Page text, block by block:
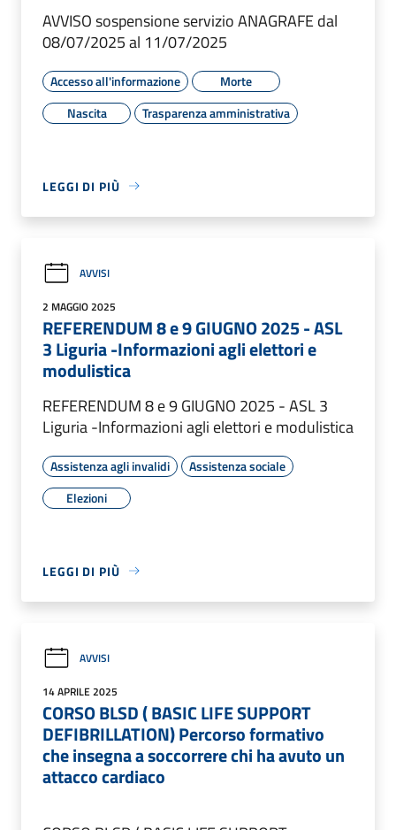
AVVISO sospensione servizio ANAGRAFE dal
08/07/2025 al 11/07/2025
Accesso all'informazione
Morte
Nascita
Trasparenza amministrativa
LEGGI DI PIÙ
AVVISI
2 MAGGIO 2025
REFERENDUM 8 e 9 GIUGNO 2025 - ASL
3 Liguria -Informazioni agli elettori e
modulistica
REFERENDUM 8 e 9 GIUGNO 2025 - ASL 3
Liguria -Informazioni agli elettori e modulistica
Assistenza agli invalidi
Assistenza sociale
Elezioni
LEGGI DI PIÙ
AVVISI
14 APRILE 2025
CORSO BLSD ( BASIC LIFE SUPPORT
DEFIBRILLATION) Percorso formativo
che insegna a soccorrere chi ha avuto un
attacco cardiaco